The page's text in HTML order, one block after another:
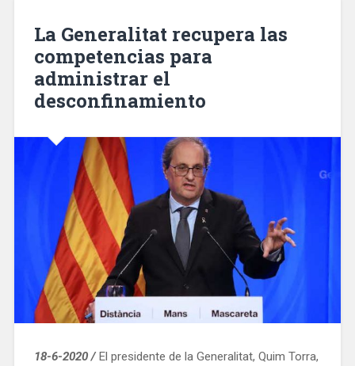
La Generalitat recupera las
competencias para
administrar el
desconfinamiento
18-6-2020 /El presidente de la Generalitat, Quim Torra,